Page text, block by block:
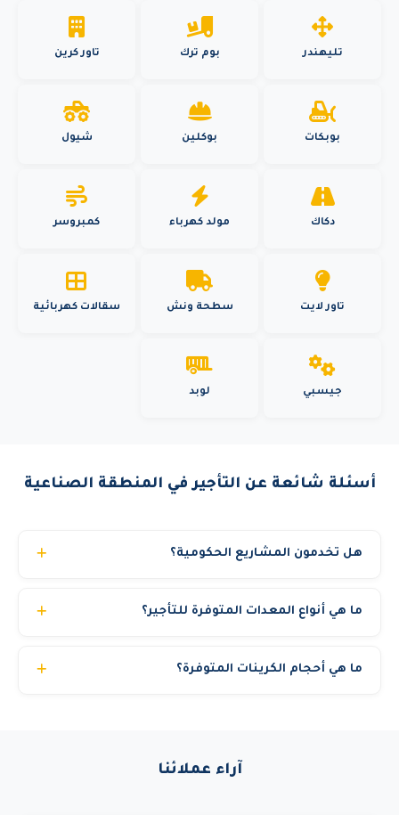
تليهندر بوم ترك تاور كرين
بوبكات بوكلين شيول
دكاك مولد كهرباء كمبروسر
تاور لايت سطحة ونش سقالات كهربائية
جيسبي لوبد
أسئلة شائعة عن التأجير في المنطقة الصناعية
هل تخدمون المشاريع الحكومية؟
والشركات الكبرى والمشاريع الخاصة. نوفر جميع المستندات
ما هي أنواع المعدات المتوفرة للتأجير؟
لفت (رافعة مقصية)، رافعات شوكية (فوركلفت)، كرينات
ما هي أحجام الكرينات المتوفرة؟
آراء عملائنا